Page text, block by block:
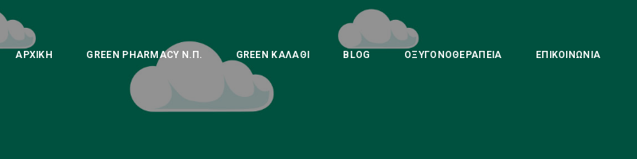
ΑΡΧΙΚΉ GREEN PHARMACY Ν.Π. GREEN ΚΑΛΆΘΙ BLOG ΟΞΥΓΟΝΟΘΕΡΑΠΕΊΑ ΕΠΙΚΟΙΝΩΝΊΑ